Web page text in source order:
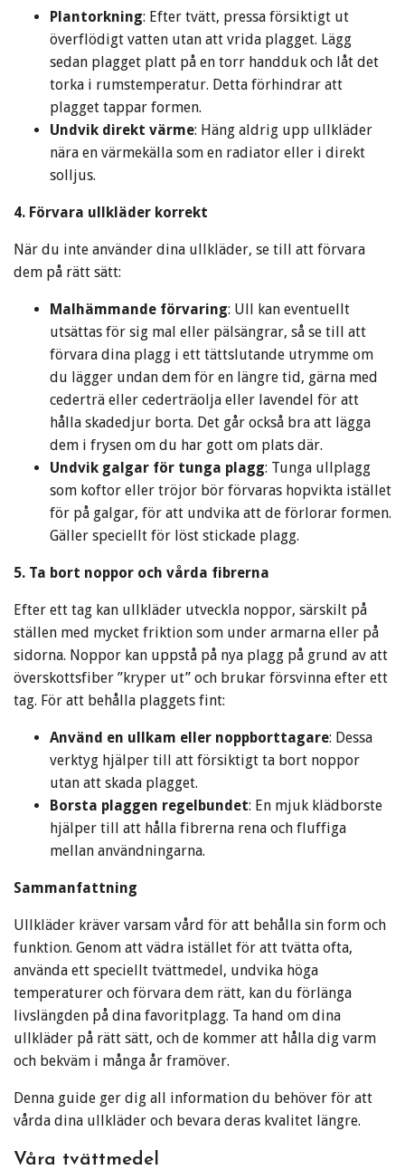
Plantorkning: Efter tvätt, pressa försiktigt ut
överflödigt vatten utan att vrida plagget. Lägg
sedan plagget platt på en torr handduk och låt det
torka i rumstemperatur. Detta förhindrar att
plagget tappar formen.
Undvik direkt värme: Häng aldrig upp ullkläder
nära en värmekälla som en radiator eller i direkt
solljus.
4. Förvara ullkläder korrekt
När du inte använder dina ullkläder, se till att förvara
dem på rätt sätt:
Malhämmande förvaring: Ull kan eventuellt
utsättas för sig mal eller pälsängrar, så se till att
förvara dina plagg i ett tättslutande utrymme om
du lägger undan dem för en längre tid, gärna med
cederträ eller cederträolja eller lavendel för att
hålla skadedjur borta. Det går också bra att lägga
dem i frysen om du har gott om plats där.
Undvik galgar för tunga plagg: Tunga ullplagg
som koftor eller tröjor bör förvaras hopvikta istället
för på galgar, för att undvika att de förlorar formen.
Gäller speciellt för löst stickade plagg.
5. Ta bort noppor och vårda fibrerna
Efter ett tag kan ullkläder utveckla noppor, särskilt på
ställen med mycket friktion som under armarna eller på
sidorna. Noppor kan uppstå på nya plagg på grund av att
överskottsfiber ”kryper ut” och brukar försvinna efter ett
tag. För att behålla plaggets fint:
Använd en ullkam eller noppborttagare: Dessa
verktyg hjälper till att försiktigt ta bort noppor
utan att skada plagget.
Borsta plaggen regelbundet: En mjuk klädborste
hjälper till att hålla fibrerna rena och fluffiga
mellan användningarna.
Sammanfattning
Ullkläder kräver varsam vård för att behålla sin form och
funktion. Genom att vädra istället för att tvätta ofta,
använda ett speciellt tvättmedel, undvika höga
temperaturer och förvara dem rätt, kan du förlänga
livslängden på dina favoritplagg. Ta hand om dina
ullkläder på rätt sätt, och de kommer att hålla dig varm
och bekväm i många år framöver.
Denna guide ger dig all information du behöver för att
vårda dina ullkläder och bevara deras kvalitet längre.
Våra tvättmedel